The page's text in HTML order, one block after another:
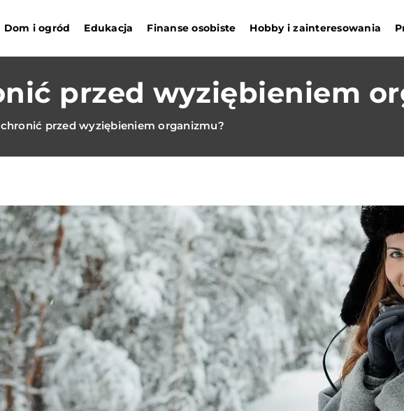
Dom i ogród Edukacja Finanse osobiste Hobby i zainteresowania
przed wyziębieniem
przed wyziębieniem organizmu?